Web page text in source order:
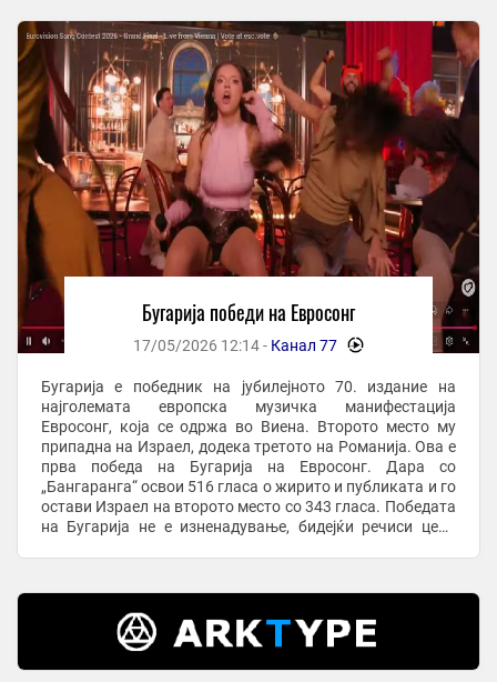
Бугарија победи на Евросонг
17/05/2026 12:14 - Канал 77 -
Бугарија е победник на јубилејното 70. издание на
најголемата европска музичка манифестација
Евросонг, која се одржа во Виена. Второто место му
припадна на Израел, додека третото на Романија. Ова е
прва победа на Бугарија на Евросонг. Дара со
„Бангаранга“ освои 516 гласа о жирито и публиката и го
остави Израел на второто место со 343 гласа. Победата
на Бугарија не е изненадување, бидејќи речиси цело